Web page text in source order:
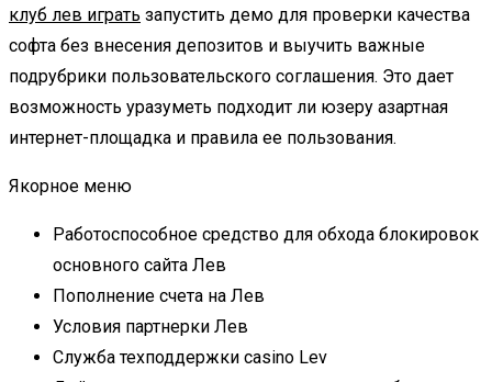
клуб лев играть запустить демо для проверки качества
софта без внесения депозитов и выучить важные
подрубрики пользовательского соглашения. Это дает
возможность уразуметь подходит ли юзеру азартная
интернет-площадка и правила ее пользования.
Якорное меню
Работоспособное средство для обхода блокировок
основного сайта Лев
Пополнение счета на Лев
Условия партнерки Лев
Служба техподдержки casino Lev